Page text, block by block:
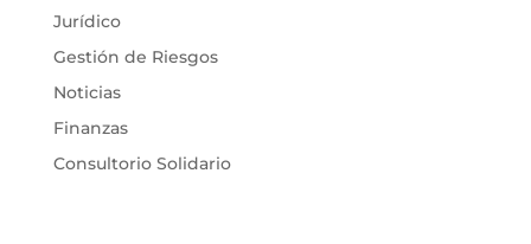
Jurídico
Gestión de Riesgos
Noticias
Finanzas
Consultorio Solidario